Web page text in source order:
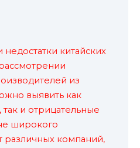
китайских
из
выявить как
и отрицательные
широкого
различных компаний,